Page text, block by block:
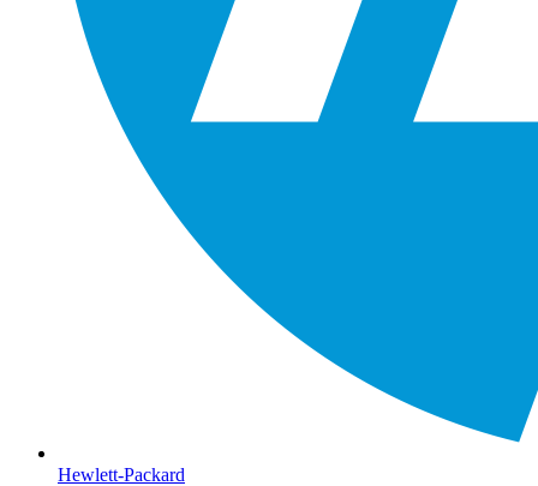
Hewlett-Packard